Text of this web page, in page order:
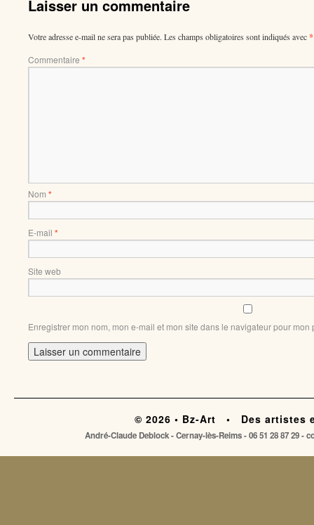
Laisser un commentaire
Votre adresse e-mail ne sera pas publiée. Les champs obligatoires sont indiqués avec*
Commentaire *
Nom *
E-mail *
Site web
Enregistrer mon nom, mon e-mail et mon site dans le navigateur pour
© 2026 • Bz-Art • Des artistes
André-Claude Deblock - Cernay-lès-Reims - 06 51 28 87 29 -